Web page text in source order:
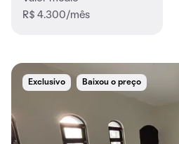
R$ 4.300/mês
Exclusivo Baixou o preço